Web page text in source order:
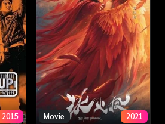
2015 Movie 2021